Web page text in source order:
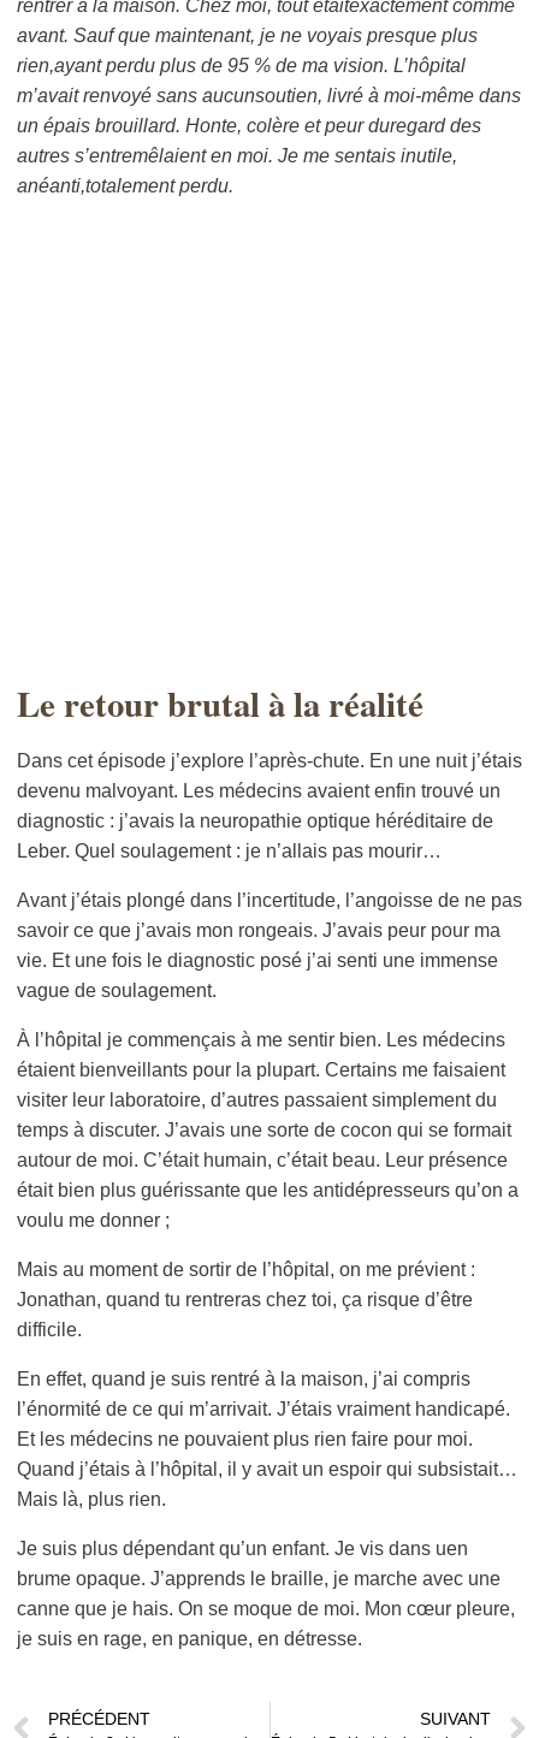
rentrer à la maison. Chez moi, tout étaitexactement comme
avant. Sauf que maintenant, je ne voyais presque plus
rien,ayant perdu plus de 95 % de ma vision. L’hôpital
m’avait renvoyé sans aucunsoutien, livré à moi-même dans
un épais brouillard. Honte, colère et peur duregard des
autres s’entremêlaient en moi. Je me sentais inutile,
anéanti,totalement perdu.
Le retour brutal à la réalité
Dans cet épisode j’explore l’après-chute. En une nuit j’étais
devenu malvoyant. Les médecins avaient enfin trouvé un
diagnostic : j’avais la neuropathie optique héréditaire de
Leber. Quel soulagement : je n’allais pas mourir…
Avant j’étais plongé dans l’incertitude, l’angoisse de ne pas
savoir ce que j’avais mon rongeais. J’avais peur pour ma
vie. Et une fois le diagnostic posé j’ai senti une immense
vague de soulagement.
À l’hôpital je commençais à me sentir bien. Les médecins
étaient bienveillants pour la plupart. Certains me faisaient
visiter leur laboratoire, d’autres passaient simplement du
temps à discuter. J’avais une sorte de cocon qui se formait
autour de moi. C’était humain, c’était beau. Leur présence
était bien plus guérissante que les antidépresseurs qu’on a
voulu me donner ;
Mais au moment de sortir de l’hôpital, on me prévient :
Jonathan, quand tu rentreras chez toi, ça risque d’être
difficile.
En effet, quand je suis rentré à la maison, j’ai compris
l’énormité de ce qui m’arrivait. J’étais vraiment handicapé.
Et les médecins ne pouvaient plus rien faire pour moi.
Quand j’étais à l’hôpital, il y avait un espoir qui subsistait…
Mais là, plus rien.
Je suis plus dépendant qu’un enfant. Je vis dans uen
brume opaque. J’apprends le braille, je marche avec une
canne que je hais. On se moque de moi. Mon cœur pleure,
je suis en rage, en panique, en détresse.
PRÉCÉDENT SUIVANT